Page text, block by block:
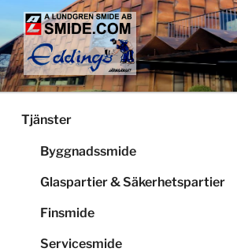
Hoppa
innehåll
LUNDGRENS SMIDE
Smide och glaspartier i Stockholm
Tjänster
Byggnadssmide
Glaspartier & Säkerhetspartier
Finsmide
Servicesmide